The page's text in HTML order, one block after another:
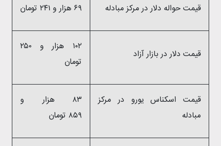
قیمت حواله دلار در مرکز مبادله ۶۹ هزار و ۲۴۱ تومان
قیمت دلار در بازار آزاد
۱۰۲ هزار و ۲۵۰
تومان
قیمت اسکناس یورو در مرکز
مبادله
۸۳ هزار و
۸۵۹ تومان